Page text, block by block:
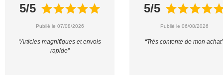
5/5
Publié le 07/08/2026
“Articles magnifiques et envois
rapide”
5/5
Publié le 06/08/2026
“Très contente de mon achat”